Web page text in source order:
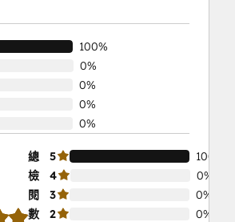
100%
0%
0%
0%
0%
總
檢
閱
數
5
100%
4
0%
3
0%
2
0%